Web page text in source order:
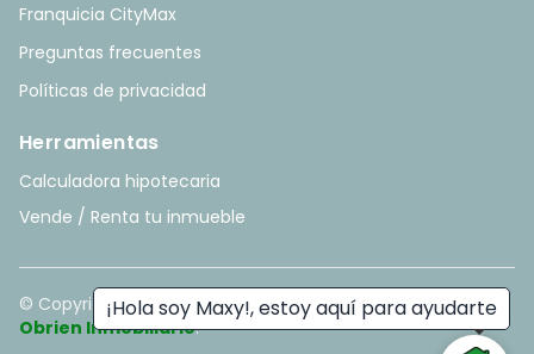
¡Hola soy Maxy!, estoy aquí para ayudarte
Franquicia CityMax
Preguntas frecuentes
Políticas de privacidad
Herramientas
Calculadora hipotecaria
Vende / Renta tu inmueble
© Copyright2026. All rights reserved. - Hecho con ❤️ por
Obrien Inmobiliario.